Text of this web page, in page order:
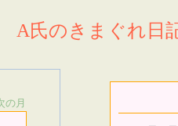
A氏のきまぐれ日
の月